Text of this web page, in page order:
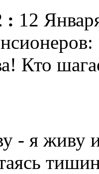
: 12
Кто
- я живу